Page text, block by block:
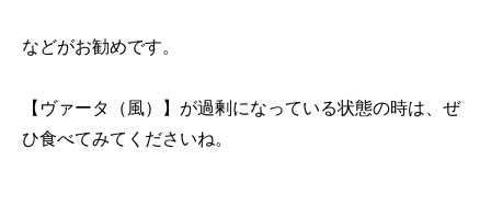
などがお勧めです。
【ヴァータ（風）】が過剰になっている状態の時は、ぜ
ひ食べてみてくださいね。